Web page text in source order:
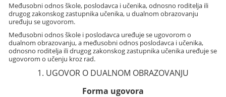
Međusobni odnos škole, poslodavca i učenika, odnosno roditelja ili
drugog zakonskog zastupnika učenika, u dualnom obrazovanju
uređuju se ugovorom.
Međusobni odnos škole i poslodavca uređuje se ugovorom o
dualnom obrazovanju, a međusobni odnos poslodavca i učenika,
odnosno roditelja ili drugog zakonskog zastupnika učenika uređuje se
ugovorom o učenju kroz rad.
1. UGOVOR O DUALNOM OBRAZOVANJU
Forma ugovora